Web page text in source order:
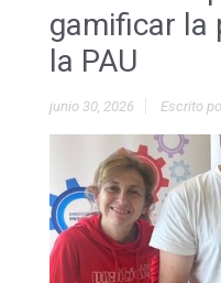
gamificar la
la PAU
junio 30, 2026 Escrito